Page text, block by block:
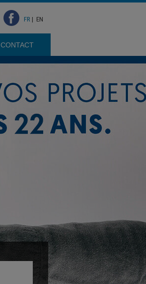
FR | EN
CONTACT